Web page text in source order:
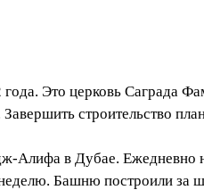
Это церковь Саграда
строительство
Алифа в Дубае. Ежедневно
Башню построили за